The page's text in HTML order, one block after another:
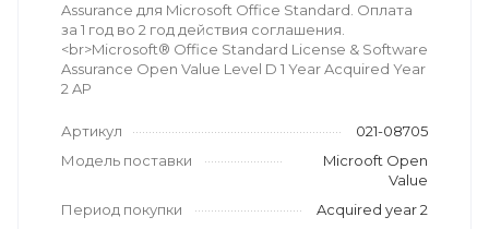
Assurance для Microsoft Office Standard. Оплата
за 1 год во 2 год действия соглашения.
<br>Microsoft® Office Standard License & Software
Assurance Open Value Level D 1 Year Acquired Year
2 AP
Артикул
021-08705
Модель поставки
Microoft Open
Value
Период покупки
Acquired year 2